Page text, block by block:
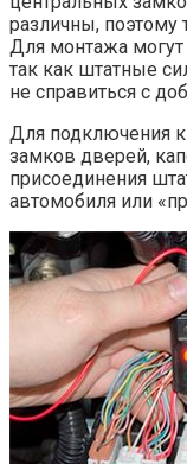
различны, поэтому
Для монтажа могут
так как штатные
не справиться с
Для подключения
замков дверей,
присоединения
автомобиля или